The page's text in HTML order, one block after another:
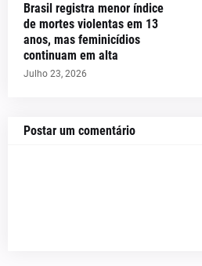
Brasil registra menor índice
de mortes violentas em 13
anos, mas feminicídios
continuam em alta
Julho 23, 2026
Postar um comentário